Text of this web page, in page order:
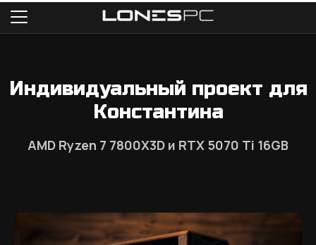
Индивидуальный проект для
Константина
AMD Ryzen 7 7800X3D и RTX 5070 Ti 16GB